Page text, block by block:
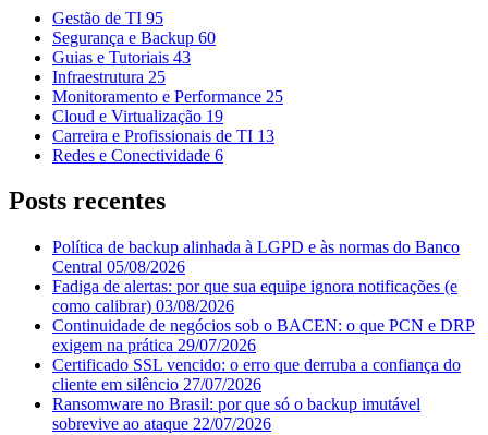
Gestão de TI 95
Segurança e Backup 60
Guias e Tutoriais 43
Infraestrutura 25
Monitoramento e Performance 25
Cloud e Virtualização 19
Carreira e Profissionais de TI 13
Redes e Conectividade 6
Posts recentes
Política de backup alinhada à LGPD e às normas do Banco
Central 05/08/2026
Fadiga de alertas: por que sua equipe ignora notificações (e
como calibrar) 03/08/2026
Continuidade de negócios sob o BACEN: o que PCN e DRP
exigem na prática 29/07/2026
Certificado SSL vencido: o erro que derruba a confiança do
cliente em silêncio 27/07/2026
Ransomware no Brasil: por que só o backup imutável
sobrevive ao ataque 22/07/2026